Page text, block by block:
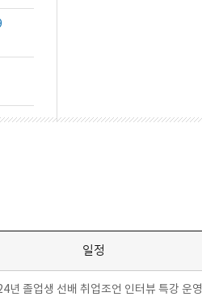
일정
년 졸업생 선배 취업조언 인터뷰 특강 운영